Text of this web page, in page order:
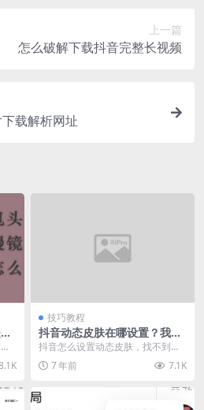
上一篇
怎么破解下载抖音完整长视频
载解析网址
技巧教程
抖音动态皮肤在哪设置？我怎
么找不到
抖音怎么设置动态皮肤，找不到设
置入口？这个要看你的手机系统。
1.如果你是苹果手...
7 年前 7.1K